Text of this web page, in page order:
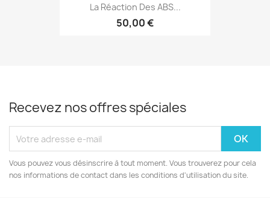
La Réaction Des ABS...
50,00 €
Recevez nos offres spéciales
Vous pouvez vous désinscrire à tout moment. Vous trouverez pour cela
nos informations de contact dans les conditions d'utilisation du site.